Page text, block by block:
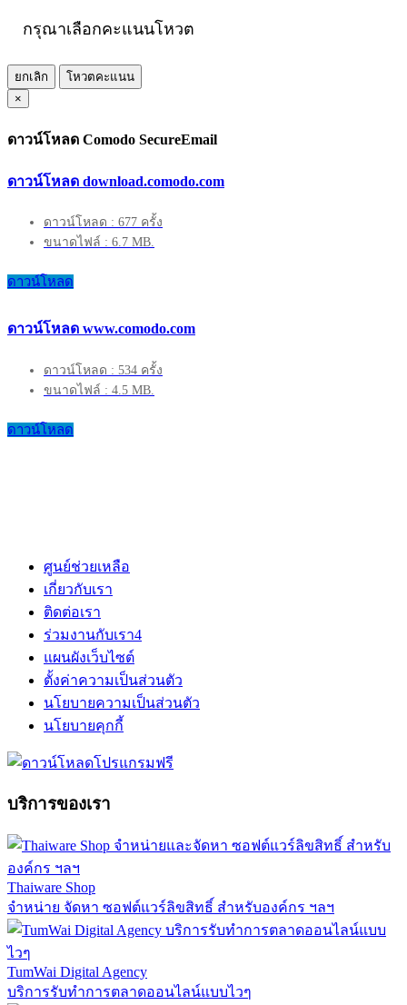
กรุณาเลือกคะแนนโหวต
ยกเลิก
โหวตคะแนน
×
ดาวน์โหลด Comodo SecureEmail
ดาวน์โหลด download.comodo.com
ดาวน์โหลด : 677 ครั้ง
ขนาดไฟล์ : 6.7 MB.
ดาวน์โหลด
ดาวน์โหลด www.comodo.com
ดาวน์โหลด : 534 ครั้ง
ขนาดไฟล์ : 4.5 MB.
ดาวน์โหลด
ศูนย์ช่วยเหลือ
เกี่ยวกับเรา
ติดต่อเรา
ร่วมงานกับเรา4
แผนผังเว็บไซต์
ตั้งค่าความเป็นส่วนตัว
นโยบายความเป็นส่วนตัว
นโยบายคุกกี้
บริการของเรา
Thaiware Shop
จำหน่าย จัดหา ซอฟต์แวร์ลิขสิทธิ์ สำหรับองค์กร ฯลฯ
TumWai Digital Agency
บริการรับทำการตลาดออนไลน์แบบไวๆ